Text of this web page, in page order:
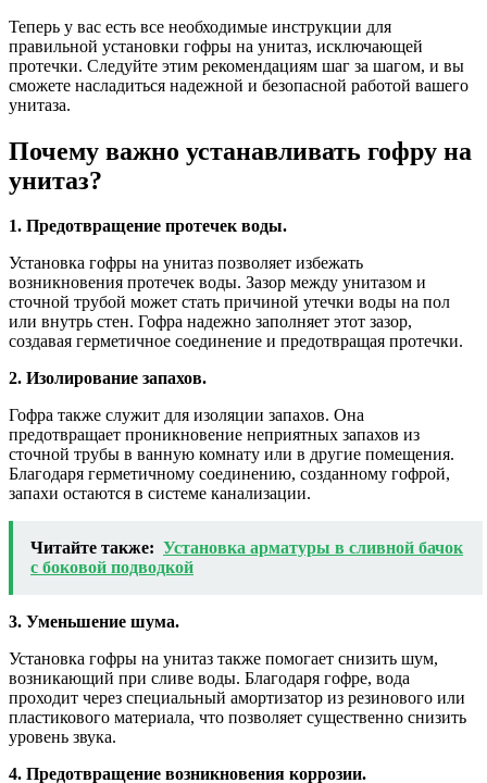
Теперь у вас есть все необходимые инструкции для
правильной установки гофры на унитаз, исключающей
протечки. Следуйте этим рекомендациям шаг за шагом, и вы
сможете насладиться надежной и безопасной работой вашего
унитаза.
Почему важно устанавливать гофру на
унитаз?
1. Предотвращение протечек воды.
Установка гофры на унитаз позволяет избежать
возникновения протечек воды. Зазор между унитазом и
сточной трубой может стать причиной утечки воды на пол
или внутрь стен. Гофра надежно заполняет этот зазор,
создавая герметичное соединение и предотвращая протечки.
2. Изолирование запахов.
Гофра также служит для изоляции запахов. Она
предотвращает проникновение неприятных запахов из
сточной трубы в ванную комнату или в другие помещения.
Благодаря герметичному соединению, созданному гофрой,
запахи остаются в системе канализации.
Читайте также: Установка арматуры в сливной бачок
с боковой подводкой
3. Уменьшение шума.
Установка гофры на унитаз также помогает снизить шум,
возникающий при сливе воды. Благодаря гофре, вода
проходит через специальный амортизатор из резинового или
пластикового материала, что позволяет существенно снизить
уровень звука.
4. Предотвращение возникновения коррозии.